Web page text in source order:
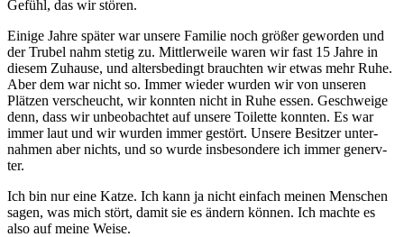
Gefühl, das wir stören.
Einige Jahre später war unsere Familie noch größer ge­worden und
der Trubel nahm stetig zu. Mitt­ler­weile waren wir fast 15 Jahre in
diesem Zu­hause, und alters­be­dingt brauch­ten wir etwas mehr Ruhe.
Aber dem war nicht so. Immer wieder wurden wir von unseren
Plätz­en ver­scheucht, wir konnten nicht in Ruhe essen. Ge­schweige
denn, dass wir un­be­ob­ach­tet auf unsere Toi­lette konn­ten. Es war
immer laut und wir wurden immer ge­stört. Unsere Be­sitzer un­ter­
nahm­en aber nichts, und so wurde ins­be­son­dere ich immer ge­nerv­
ter.
Ich bin nur eine Katze. Ich kann ja nicht ein­fach mein­en Mensch­en
sagen, was mich stört, damit sie es ändern können. Ich machte es
also auf meine Weise.